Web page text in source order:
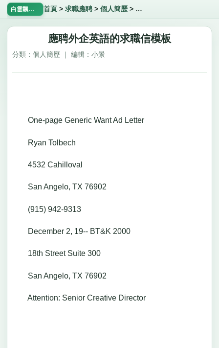
白雲飄飄網 首頁 > 求職應聘> 個人簡歷> 應聘外企英語的求職信模板
應聘外企英語的求職信模板
分類：個人簡歷 ｜ 編輯：小景
One-page Generic Want Ad Letter
Ryan Tolbech
4532 Cahilloval
San Angelo, TX 76902
(915) 942-9313
December 2, 19-- BT&K 2000
18th Street Suite 300
San Angelo, TX 76902
Attention: Senior Creative Director